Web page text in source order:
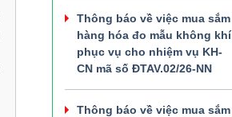
Thông báo về việc mua sắm
hàng hóa đo mẫu không khí
phục vụ cho nhiệm vụ KH-
CN mã số ĐTAV.02/26-NN
Thông báo về việc mua sắm